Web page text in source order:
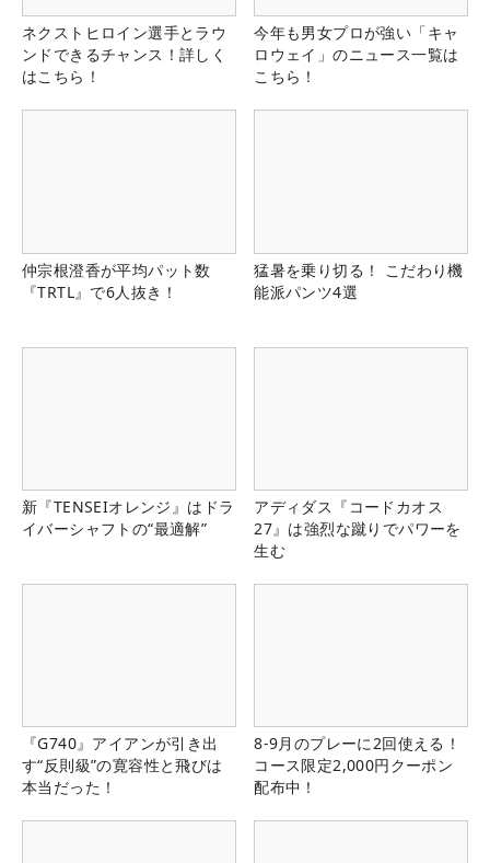
ネクストヒロイン選手とラウ
ンドできるチャンス！詳しく
はこちら！
今年も男女プロが強い「キャ
ロウェイ」のニュース一覧は
こちら！
仲宗根澄香が平均パット数
『TRTL』で6人抜き！
猛暑を乗り切る！ こだわり機
能派パンツ4選
新『TENSEIオレンジ』はドラ
イバーシャフトの“最適解”
アディダス『コードカオス
27』は強烈な蹴りでパワーを
生む
『G740』アイアンが引き出
す“反則級”の寛容性と飛びは
本当だった！
8-9月のプレーに2回使える！
コース限定2,000円クーポン
配布中！